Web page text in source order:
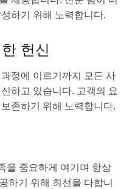
하기 위해 노력합니다.
헌신
정에 이르기까지 모든 사
하고 있습니다. 고객의 요
존하기 위해 노력합니다.
을 중요하게 여기며 항상
하기 위해 최선을 다합니